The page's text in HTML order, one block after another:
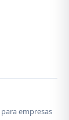
empresas